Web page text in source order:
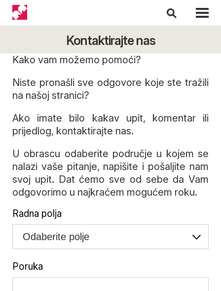
Kontaktirajte nas
Kako vam možemo pomoći?
Niste pronašli sve odgovore koje ste tražili
na našoj stranici?
Ako imate bilo kakav upit, komentar ili
prijedlog, kontaktirajte nas.
U obrascu odaberite područje u kojem se
nalazi vaše pitanje, napišite i pošaljite nam
svoj upit. Dat ćemo sve od sebe da Vam
odgovorimo u najkraćem mogućem roku.
Radna polja
Poruka